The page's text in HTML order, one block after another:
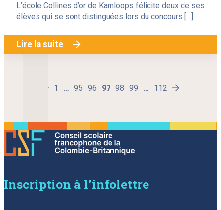
L’école Collines d’or de Kamloops félicite deux de ses
élèves qui se sont distinguées lors du concours […]
Lire la suite
Page
1 … Page
95 Page
96 Page
97 Page
98 Page
99 … Page
112
Next
Inscription à l’infolettre